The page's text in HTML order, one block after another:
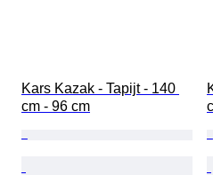
Kars Kazak - Tapijt - 140
cm - 96 cm